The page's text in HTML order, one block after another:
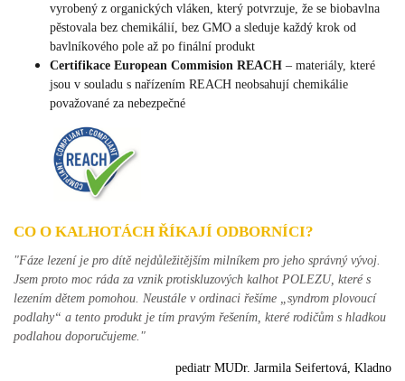
vyrobený z organických vláken, který potvrzuje, že se biobavlna
pěstovala bez chemikálií, bez GMO a sleduje každý krok od
bavlníkového pole až po finální produkt
Certifikace European Commision REACH – materiály, které
jsou v souladu s nařízením REACH neobsahují chemikálie
považované za nebezpečné
CO O KALHOTÁCH ŘÍKAJÍ ODBORNÍCI?
"Fáze lezení je pro dítě nejdůležitějším milníkem pro jeho správný vývoj.
Jsem proto moc ráda za vznik protiskluzových kalhot POLEZU, které s
lezením dětem pomohou. Neustále v ordinaci řešíme „syndrom plovoucí
podlahy“ a tento produkt je tím pravým řešením, které rodičům s hladkou
podlahou doporučujeme."
pediatr MUDr. Jarmila Seifertová, Kladno